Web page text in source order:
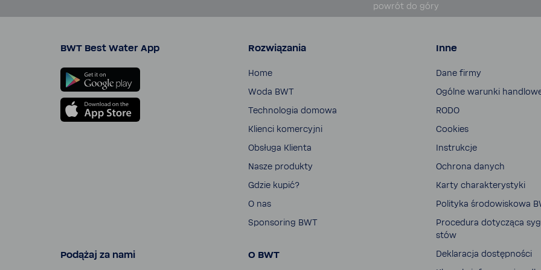
powrót do góry
BWT Best Water App
Podążaj za nami
Rozwiązania
Home
Woda BWT
Tech­no­logia domowa
Klienci komer­cyjni
Obsługa Klienta
Nasze produkty
Gdzie kupić?
O nas
Spon­so­ring BWT
O BWT
Inne
Dane firmy
Ogólne warunki
RODO
Cookies
Instrukcje
Ochrona danych
Karty charak­te­ry­styki
Poli­tyka środo­wi­skowa
Proce­dura doty­cząca
stów
Dekla­racja dostęp­ności